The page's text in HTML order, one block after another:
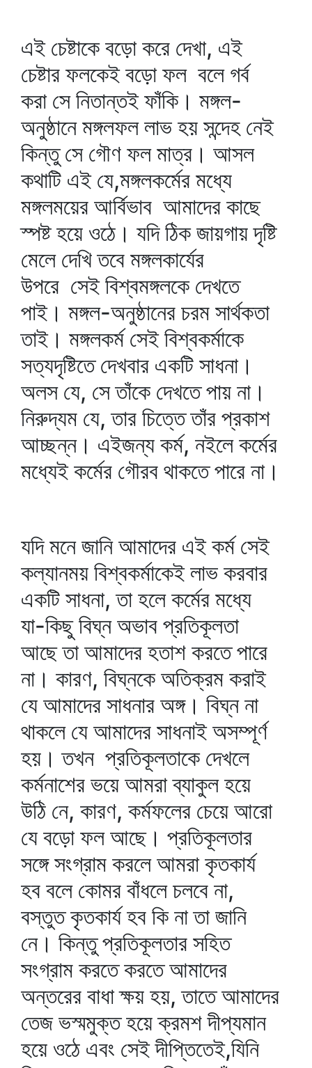
এই চেষ্টাকে বড়ো করে দেখা, এই
চেষ্টার ফলকেই বড়ো ফল বলে গর্ব
করা সে নিতান্তই ফাঁকি। মঙ্গল-
অনুষ্ঠানে মঙ্গলফল লাভ হয় সন্দেহ নেই
কিন্তু সে গৌণ ফল মাত্র। আসল
কথাটি এই যে,মঙ্গলকর্মের মধ্যে
মঙ্গলময়ের আর্বিভাব আমাদের কাছে
স্পষ্ট হয়ে ওঠে। যদি ঠিক জায়গায় দৃষ্টি
মেলে দেখি তবে মঙ্গলকার্যের
উপরে সেই বিশ্বমঙ্গলকে দেখতে
পাই। মঙ্গল-অনুষ্ঠানের চরম সার্থকতা
তাই। মঙ্গলকর্ম সেই বিশ্বকর্মাকে
সত্যদৃষ্টিতে দেখবার একটি সাধনা।
অলস যে, সে তাঁকে দেখতে পায় না।
নিরুদ্যম যে, তার চিত্তে তাঁর প্রকাশ
আচ্ছন্ন। এইজন্য কর্ম, নইলে কর্মের
মধ্যেই কর্মের গৌরব থাকতে পারে না।
যদি মনে জানি আমাদের এই কর্ম সেই
কল্যানময় বিশ্বকর্মাকেই লাভ করবার
একটি সাধনা, তা হলে কর্মের মধ্যে
যা-কিছু বিঘ্ন অভাব প্রতিকূলতা
আছে তা আমাদের হতাশ করতে পারে
না। কারণ, বিঘ্নকে অতিক্রম করাই
যে আমাদের সাধনার অঙ্গ। বিঘ্ন না
থাকলে যে আমাদের সাধনাই অসম্পূর্ণ
হয়। তখন প্রতিকূলতাকে দেখলে
কর্মনাশের ভয়ে আমরা ব্যাকুল হয়ে
উঠি নে, কারণ, কর্মফলের চেয়ে আরো
যে বড়ো ফল আছে। প্রতিকূলতার
সঙ্গে সংগ্রাম করলে আমরা কৃতকার্য
হব বলে কোমর বাঁধলে চলবে না,
বস্তুত কৃতকার্য হব কি না তা জানি
নে। কিন্তু প্রতিকূলতার সহিত
সংগ্রাম করতে করতে আমাদের
অন্তরের বাধা ক্ষয় হয়, তাতে আমাদের
তেজ ভস্মমুক্ত হয়ে ক্রমশ দীপ্যমান
হয়ে ওঠে এবং সেই দীপ্তিতেই,যিনি